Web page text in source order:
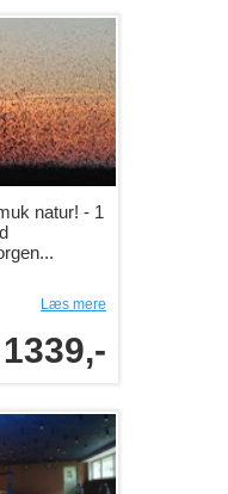
natur! - 1
Læs mere
1339,-